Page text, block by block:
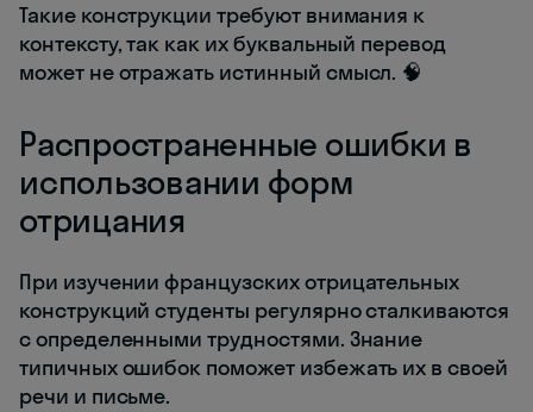
Такие конструкции требуют внимания к
контексту, так как их буквальный перевод
может не отражать истинный смысл. 🧠
Распространенные ошибки в
использовании форм
отрицания
При изучении французских отрицательных
конструкций студенты регулярно сталкиваются
с определенными трудностями. Знание
типичных ошибок поможет избежать их в своей
речи и письме.